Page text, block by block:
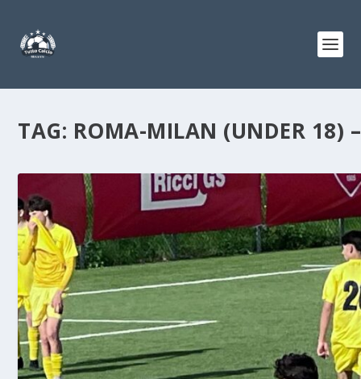
TAG: ROMA-MILAN (UNDER 18)